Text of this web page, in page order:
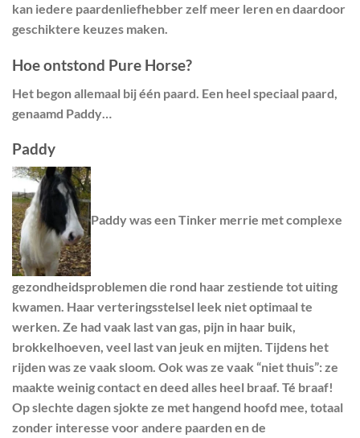
kan iedere paardenliefhebber zelf meer leren en daardoor
geschiktere keuzes maken.
Hoe ontstond Pure Horse?
Het begon allemaal bij één paard. Een heel speciaal paard,
genaamd Paddy…
Paddy
Paddy was een Tinker merrie met complexe
gezondheidsproblemen die rond haar zestiende tot uiting
kwamen. Haar verteringsstelsel leek niet optimaal te
werken. Ze had vaak last van gas, pijn in haar buik,
brokkelhoeven, veel last van jeuk en mijten. Tijdens het
rijden was ze vaak sloom. Ook was ze vaak “niet thuis”: ze
maakte weinig contact en deed alles heel braaf. Té braaf!
Op slechte dagen sjokte ze met hangend hoofd mee, totaal
zonder interesse voor andere paarden en de